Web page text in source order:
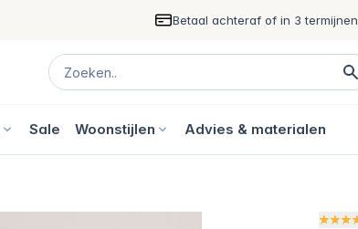
Betaal achteraf of in 3 termijnen
Sale Woonstijlen Advies & materialen